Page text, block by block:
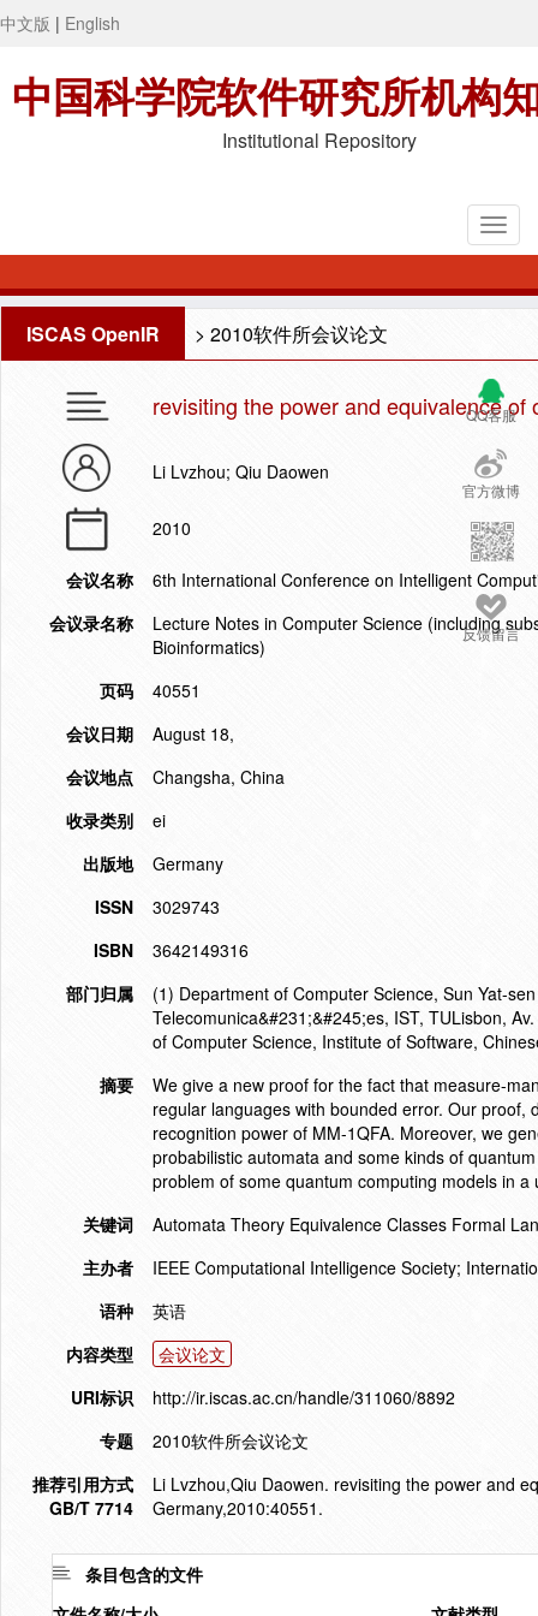
中文版 | English
中国科学院软件研究所机构
Institutional Repository
ISCAS OpenIR > 2010软件所会议论文
QQ客服
官方微博
反馈留言
revisiting the power and equivalence
Li Lvzhou; Qiu Daowen
2010
会议名称
6th International Conference on Intelligent
会议录名称
Lecture Notes in Computer Science (including
Bioinformatics)
页码
40551
会议日期
August 18,
会议地点
Changsha, China
收录类别
ei
出版地
Germany
ISSN
3029743
ISBN
3642149316
部门归属
(1) Department of Computer Science, Sun Yat-
Telecomunica&#231;&#245;es, IST, TULisbon,
of Computer Science, Institute of Software,
摘要
We give a new proof for the fact that measure-
regular languages with bounded error. Our
recognition power of MM-1QFA. Moreover, we
probabilistic automata and some kinds of
problem of some quantum computing models in
关键词
Automata Theory Equivalence Classes Formal
主办者
IEEE Computational Intelligence Society;
语种
英语
内容类型
会议论文
URI标识
http://ir.iscas.ac.cn/handle/311060/8892
专题
2010软件所会议论文
推荐引用方式
GB/T 7714
Li Lvzhou,Qiu Daowen. revisiting the power and
Germany,2010:40551.
条目包含的文件